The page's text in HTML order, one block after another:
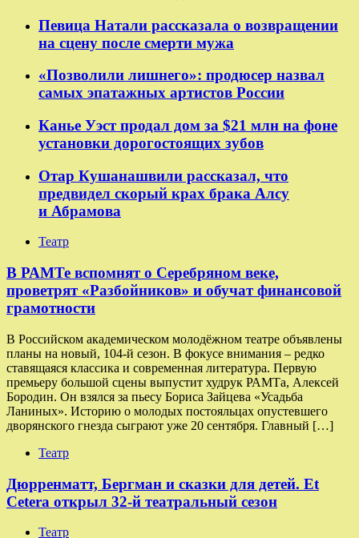
Певица Натали рассказала о возвращении
на сцену после смерти мужа
«Позволили лишнего»: продюсер назвал
самых эпатажных артистов России
Канье Уэст продал дом за $21 млн на фоне
установки дорогостоящих зубов
Отар Кушанашвили рассказал, что
предвидел скорый крах брака Алсу
и Абрамова
Театр
​​В РАМТе вспомнят о Серебряном веке,
проветрят «Разбойников» и обучат финансовой
грамотности
В Российском академическом молодёжном театре объявлены
планы на новый, 104-й сезон. В фокусе внимания – редко
ставящаяся классика и современная литература. Первую
премьеру большой сцены выпустит худрук РАМТа, Алексей
Бородин. Он взялся за пьесу Бориса Зайцева «Усадьба
Ланиных». Историю о молодых постояльцах опустевшего
дворянского гнезда сыграют уже 20 сентября. Главный […]
Театр
Дюрренматт, Бергман и сказки для детей. Et
Cetera открыл 32-й театральный сезон
Театр